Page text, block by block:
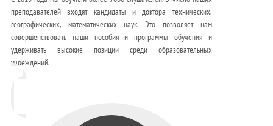
преподавателей входят кандидаты и доктора технических,
географических, математических наук. Это позволяет нам
совершенствовать наши пособия и программы обучения и
удерживать высокие позиции среди образовательных
учреждений.